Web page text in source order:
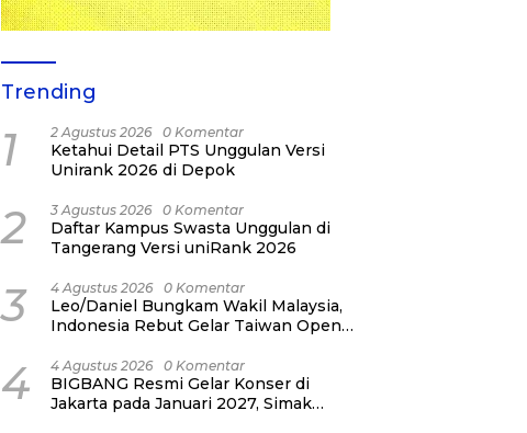
Trending
1 2 Agustus 2026 0 Komentar
Ketahui Detail PTS Unggulan Versi
Unirank 2026 di Depok
2 3 Agustus 2026 0 Komentar
Daftar Kampus Swasta Unggulan di
Tangerang Versi uniRank 2026
3 4 Agustus 2026 0 Komentar
Leo/Daniel Bungkam Wakil Malaysia,
Indonesia Rebut Gelar Taiwan Open
4 4 Agustus 2026 0 Komentar
BIGBANG Resmi Gelar Konser di
Jakarta pada Januari 2027, Simak